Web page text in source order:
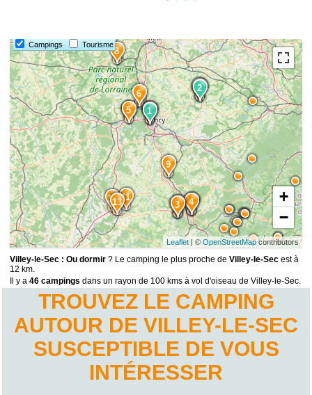
Campings Tourisme
15
14
13
12 11
10
9
8
7
6
5
4
3
2
1
2
1
+
−
Leaflet| © OpenStreetMapcontributors
Villey-le-Sec : Ou dormir ? Le camping le plus proche deVilley-le-Sec est à
12 km.
Il y a46 campings dans un rayon de 100 kms à vol d'oiseau de Villey-le-Sec.
TROUVEZ LE CAMPING
AUTOUR DE VILLEY-LE-SEC
SUSCEPTIBLE DE VOUS
INTÉRESSER